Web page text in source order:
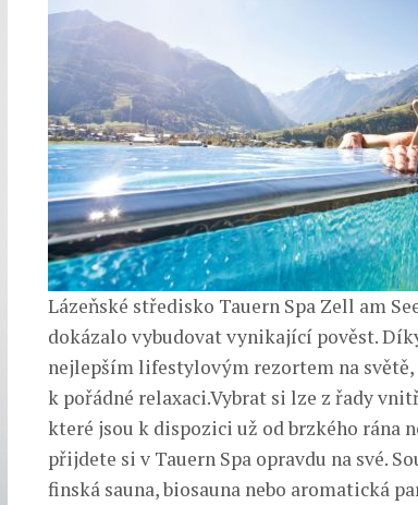
Lázeňské středisko Tauern Spa Zell am
dokázalo vybudovat vynikající pověst.
nejlepším lifestylovým rezortem na světě,
k pořádné relaxaci.Vybrat si lze z řady
které jsou k dispozici už od brzkého rána
přijdete si v Tauern Spa opravdu na své.
finská sauna, biosauna nebo aromatická